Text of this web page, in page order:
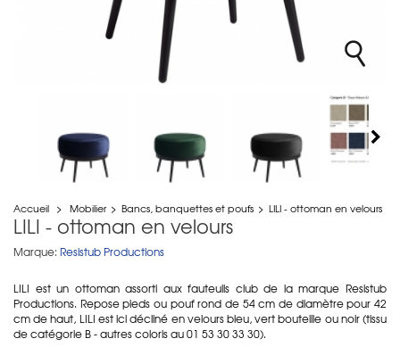
Accueil > Mobilier > Bancs, banquettes et poufs > LILI - ottoman en velours
LILI - ottoman en velours
Marque: Resistub Productions
LILI est un ottoman assorti aux fauteuils club de la marque Resistub
Productions. Repose pieds ou pouf rond de 54 cm de diamètre pour 42
cm de haut, LILI est ici décliné en velours bleu, vert bouteille ou noir (tissu
de catégorie B - autres coloris au 01 53 30 33 30).